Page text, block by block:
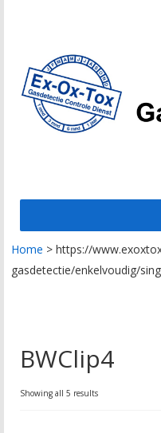
Home > https://
gasdetectie/enkelvoudig/
BWClip4
Showing all 5 results